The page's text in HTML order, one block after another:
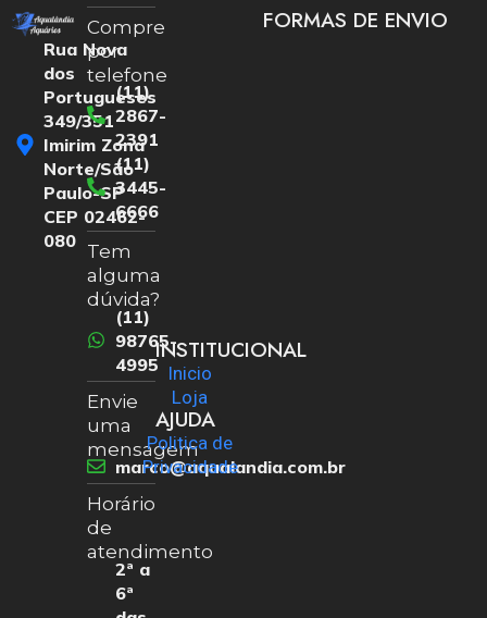
Rua Nova
dos
Portugueses
349/351
Imirim Zona
Norte/São
Paulo-SP
CEP 02462-
080
Compre
por
telefone
(11)
2867-
2391
(11)
3445-
6666
Tem
alguma
dúvida?
(11)
98765-
4995
Envie
uma
mensagem
marco@aqualandia.com.br
Horário
de
atendimento
2ª a
6ª
INSTITUCIONAL
Inicio
Loja
AJUDA
Politica de
Privacidade
FORMAS DE ENVIO